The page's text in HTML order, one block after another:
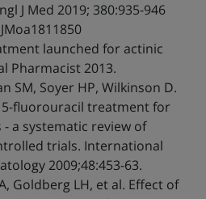
J Med 2019; 380:935-946
launched for actinic
Pharmacist 2013.
SM, Soyer HP, Wilkinson D.
5-fluorouracil treatment for
a systematic review of
trials. International
2009;48:453-63.
Goldberg LH, et al. Effect of